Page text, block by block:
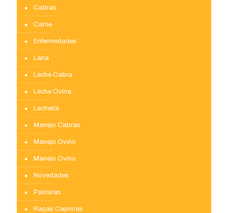
Cabras
Carne
Enfermedades
Lana
Leche Cabra
Leche Ovina
Lechería
Manejo Cabras
Manejo Ovino
Manejo Ovino
Novedades
Pasturas
Raças Caprinas